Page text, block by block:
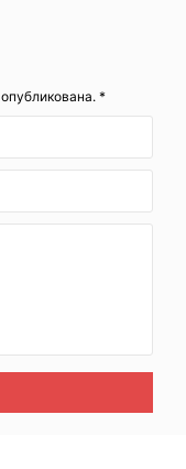
*